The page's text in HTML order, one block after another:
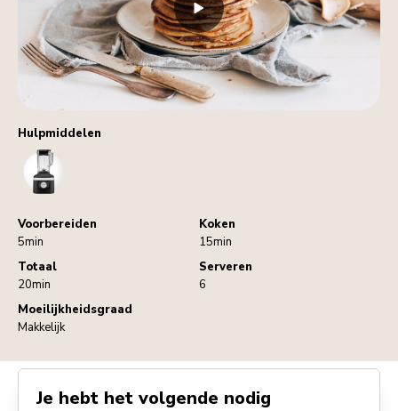
Hulpmiddelen
Blender
Voorbereiden
5min
Koken
15min
Totaal
20min
Serveren
6
Moeilijkheidsgraad
Makkelijk
Je hebt het volgende nodig